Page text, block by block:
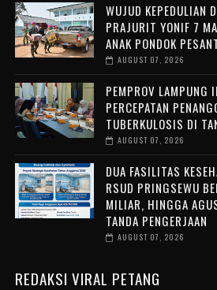
WUJUD KEPEDULIAN
PRAJURIT YONIF 7
ANAK PONDOK
AUGUST 07, 2026
PEMPROV LAMPUNG
PERCEPATAN
TUBERKULOSIS DI
AUGUST 07, 2026
DUA FASILITAS
RSUD PRINGSEWU
MILIAR, HINGGA
TANDA PENGERJAAN
AUGUST 07, 2026
REDAKSI VIRAL PETANG